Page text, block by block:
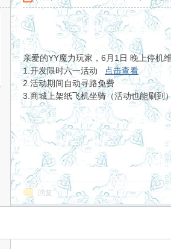
亲爱的YY魔力玩家，6月1日 晚上停机
1.开发限时六一活动
点击查看
2.活动期间自动寻路免费
3.商城上架纸飞机坐骑（活动也能刷
回复